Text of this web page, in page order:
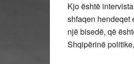
Kjo është
shfaqen hendeqet
një bisedë, që
Shqipërinë